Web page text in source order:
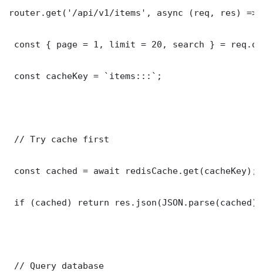
router.get('/api/v1/items', async (req, res) =>
const { page = 1, limit = 20, search } =
const cacheKey = `items:::`;
// Try cache first
const cached = await redisCache.get(cacheKey);
if (cached) return
// Query database